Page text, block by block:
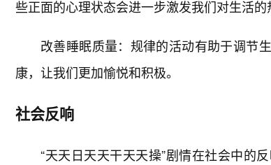
些正面的心理状态会进一步激发我们对生活的
改善睡眠质量：规律的活动有助于调节
康，让我们更加愉悦和积极。
社会反响
“天天日天天干天天操”剧情在社会中的